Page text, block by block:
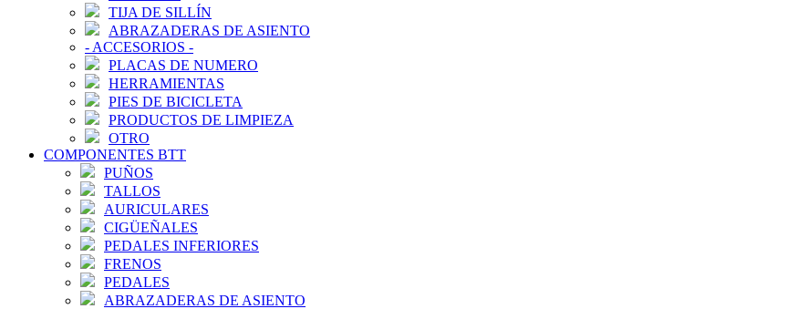
TIJA DE SILLÍN
ABRAZADERAS DE ASIENTO
- ACCESORIOS -
PLACAS DE NUMERO
HERRAMIENTAS
PIES DE BICICLETA
PRODUCTOS DE LIMPIEZA
OTRO
COMPONENTES BTT
PUÑOS
TALLOS
AURICULARES
CIGÜEÑALES
PEDALES INFERIORES
FRENOS
PEDALES
ABRAZADERAS DE ASIENTO